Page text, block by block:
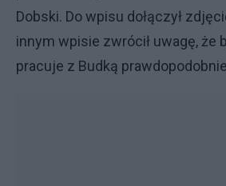
Dobski. Do wpisu dołączył
innym wpisie zwrócił uwagę, że
pracuje z Budką